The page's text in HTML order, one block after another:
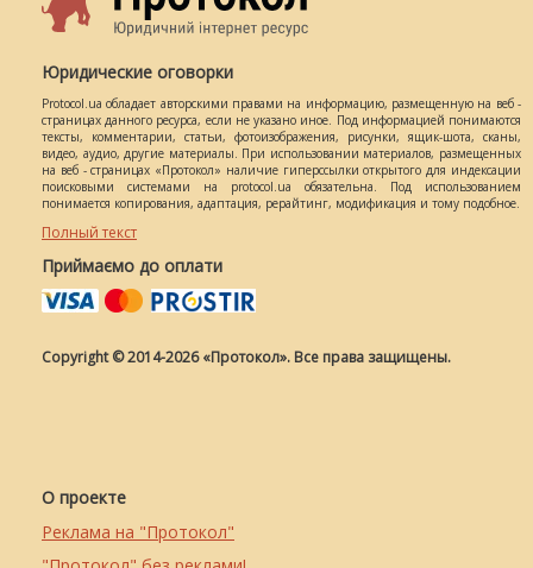
Юридические оговорки
Protocol.ua обладает авторскими правами на информацию, размещенную на веб -
страницах данного ресурса, если не указано иное. Под информацией понимаются
тексты, комментарии, статьи, фотоизображения, рисунки, ящик-шота, сканы,
видео, аудио, другие материалы. При использовании материалов, размещенных
на веб - страницах «Протокол» наличие гиперссылки открытого для индексации
поисковыми системами на protocol.ua обязательна. Под использованием
понимается копирования, адаптация, рерайтинг, модификация и тому подобное.
Полный текст
Приймаємо до оплати
Copyright © 2014-2026 «Протокол». Все права защищены.
О проекте
Реклама на "Протокол"